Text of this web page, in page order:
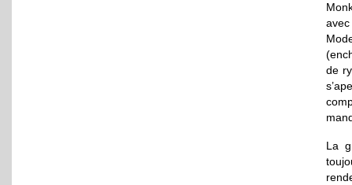
de
La